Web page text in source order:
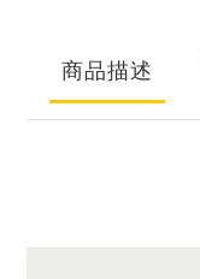
商品描述